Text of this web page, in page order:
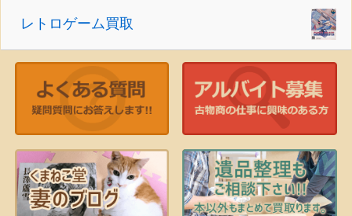
レトロゲーム買取